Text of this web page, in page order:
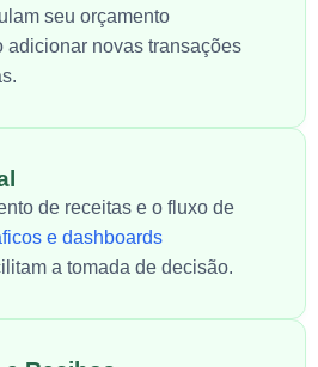
seu orçamento
adicionar novas transações
de receitas e o fluxo de
e dashboards
a tomada de decisão.